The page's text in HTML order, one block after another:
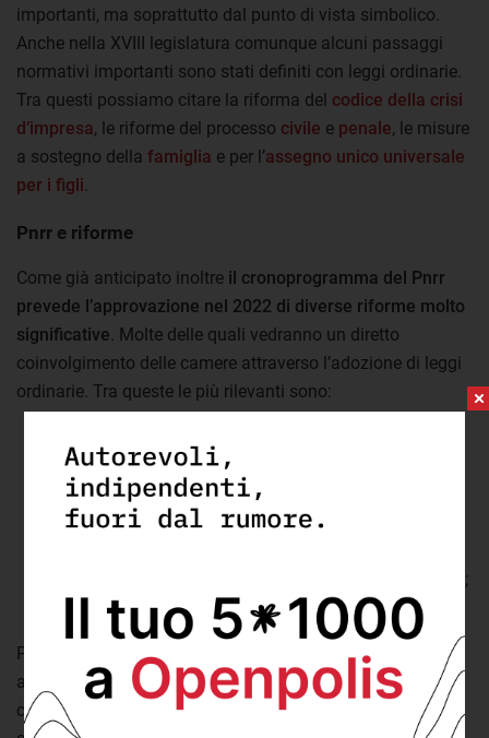
importanti, ma soprattutto dal punto di vista simbolico.
Anche nella XVIII legislatura comunque alcuni passaggi
normativi importanti sono stati definiti con leggi ordinarie.
Tra questi possiamo citare la riforma del codice della crisi
d’impresa, le riforme del processo civile e penale, le misure
a sostegno della famiglia e per l’assegno unico universale
per i figli
Pnrr e riforme
Come già anticipato inoltre il cronoprogramma del Pnrr
prevede l’approvazione nel 2022 di diverse riforme molto
significative . Molte delle quali vedranno un diretto
coinvolgimento delle camere attraverso l’adozione di leggi
ordinarie. Tra queste le più rilevanti sono:
giugno);
la legge sui servizi idrici integrati (entro settembre);
lariforma del sistema dell’istruzione
(entro dicembre);
la riforma della giustizia tributaria (entro dicembre).
Per tutte queste importanti riforme quindi il parlamento
avrà l’opportunità di esprimersi. A questo proposito però,
come ha ricordato anche recentemente il presidente del